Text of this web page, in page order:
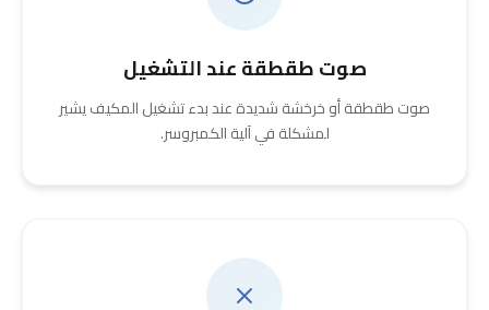
صوت طقطقة عند التشغيل
صوت طقطقة أو خرخشة شديدة عند بدء تشغيل المكيف يشير
لمشكلة في آلية الكمبروسر.